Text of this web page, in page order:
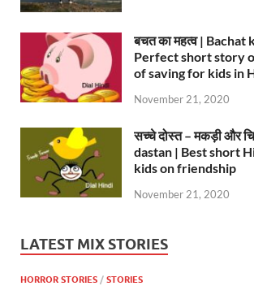
बचत का महत्व | Bachat
Perfect short story
of saving for kids in
November 21, 2020
सच्चे दोस्त – मकड़ी और
dastan | Best short
kids on friendship
November 21, 2020
LATEST MIX STORIES
HORROR STORIES / STORIES